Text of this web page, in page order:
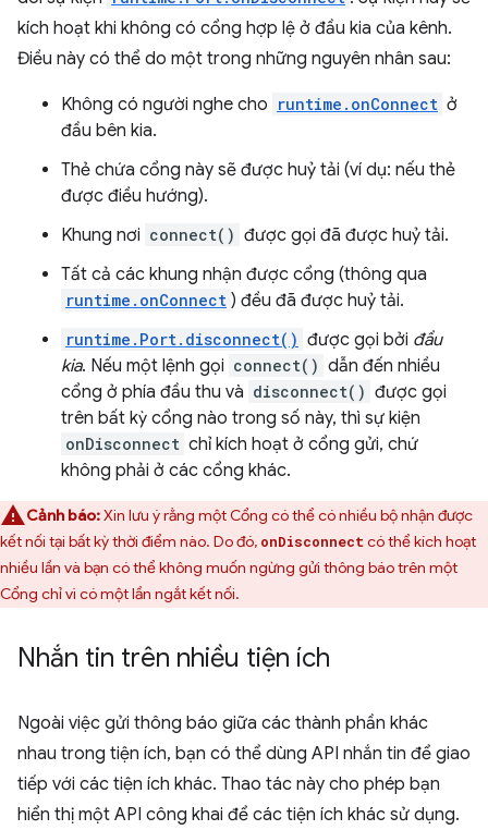
kích hoạt khi không có cổng hợp lệ ở đầu kia của kênh.
Điều này có thể do một trong những nguyên nhân sau:
Không có người nghe cho runtime.onConnect ở
đầu bên kia.
Thẻ chứa cổng này sẽ được huỷ tải (ví dụ: nếu thẻ
được điều hướng).
Khung nơi connect() được gọi đã được huỷ tải.
Tất cả các khung nhận được cổng (thông qua
runtime.onConnect ) đều đã được huỷ tải.
runtime.Port.disconnect() được gọi bởi đầu
kia. Nếu một lệnh gọi connect() dẫn đến nhiều
cổng ở phía đầu thu và disconnect() được gọi
trên bất kỳ cổng nào trong số này, thì sự kiện
onDisconnect chỉ kích hoạt ở cổng gửi, chứ
không phải ở các cổng khác.
Cảnh báo:Xin lưu ý rằng một Cổng có thể có nhiều bộ nhận được
kết nối tại bất kỳ thời điểm nào. Do đó, onDisconnect có thể kích hoạt
nhiều lần và bạn có thể không muốn ngừng gửi thông báo trên một
Cổng chỉ vì có một lần ngắt kết nối.
Nhắn tin trên nhiều tiện ích
Ngoài việc gửi thông báo giữa các thành phần khác
nhau trong tiện ích, bạn có thể dùng API nhắn tin để giao
tiếp với các tiện ích khác. Thao tác này cho phép bạn
hiển thị một API công khai để các tiện ích khác sử dụng.